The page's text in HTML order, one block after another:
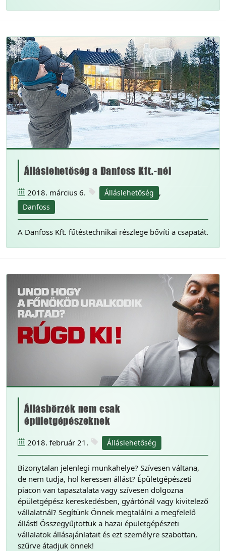
Álláslehetőség a Danfoss Kft.-nél
2018. március 6. Álláslehetőség ,
Danfoss
A Danfoss Kft. fűtéstechnikai részlege bővíti a csapatát.
Állásbörzék nem csak
épületgépészeknek
2018. február 21. Álláslehetőség
Bizonytalan jelenlegi munkahelye? Szívesen váltana,
de nem tudja, hol keressen állást? Épületgépészeti
piacon van tapasztalata vagy szívesen dolgozna
épületgépész kereskedésben, gyártónál vagy kivitelező
vállalatnál? Segítünk Önnek megtalálni a megfelelő
állást! Összegyűjtöttük a hazai épületgépészeti
vállalatok állásajánlatait és ezt személyre szabottan,
szűrve átadjuk önnek!